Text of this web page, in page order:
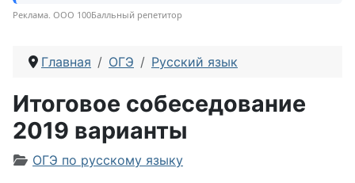
Реклама. ООО 100Балльный репетитор
Главная ОГЭ Русский язык
Итоговое собеседование
2019 варианты
Информация о материале
ОГЭ по русскому языку